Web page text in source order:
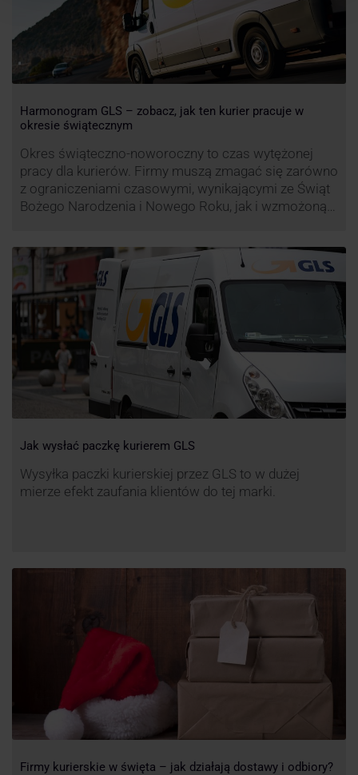
Harmonogram GLS – zobacz, jak ten kurier pracuje w
okresie świątecznym
Okres świąteczno-noworoczny to czas wytężonej
pracy dla kurierów. Firmy muszą zmagać się zarówno
z ograniczeniami czasowymi, wynikającymi ze Świąt
Bożego Narodzenia i Nowego Roku, jak i wzmożoną
firm. Zobacz harmonogram GLS na czas świąteczny!
Jak wysłać paczkę kurierem GLS
Wysyłka paczki kurierskiej przez GLS to w dużej
mierze efekt zaufania klientów do tej marki.
Firmy kurierskie w święta – jak działają dostawy i odbiory?